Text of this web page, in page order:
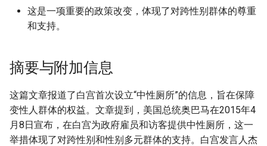
这是一项重要的政策改变，体现了对跨性别群体的尊重
和支持。
摘要与附加信息
这篇文章报道了白宫首次设立“中性厕所”的信息，旨在保障
变性人群体的权益。文章提到，美国总统奥巴马在2015年4
月8日宣布，在白宫为政府雇员和访客提供中性厕所，这一
举措体现了对跨性别和性别多元群体的支持。白宫发言人杰